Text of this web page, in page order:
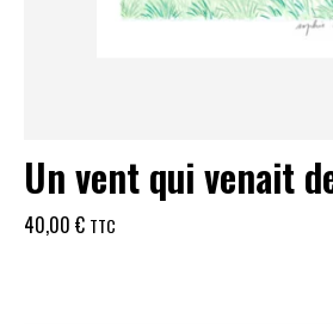
Un vent qui venait
40,00 € TTC